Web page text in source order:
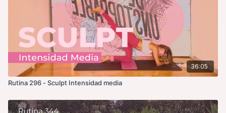
36:05
Rutina 296 - Sculpt Intensidad media